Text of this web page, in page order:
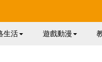
生活 遊戲動漫